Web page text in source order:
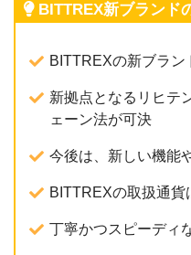
BITTREX新ブランド
BITTREXの新ブラ
新拠点となるリヒテ
ェーン法が可決
今後は、新しい機能
BITTREXの取扱通貨
丁寧かつスピーディ